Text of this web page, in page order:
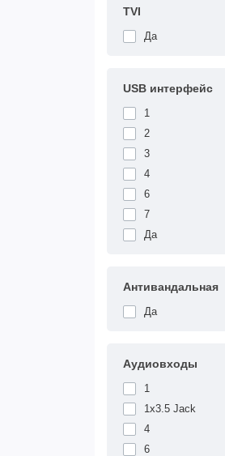
TVI
Да
USB интерфейс
1
2
3
4
6
7
Да
Антивандальная
Да
Аудиовходы
1
1х3.5 Jack
4
6